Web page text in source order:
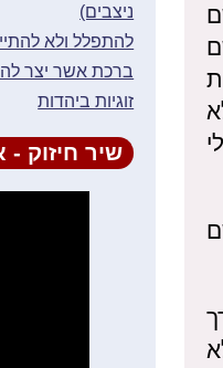
ניצבים)
להתפלל ולא
ברכת אשר יצר
זוגיות ביהדות
שיר חיזוק